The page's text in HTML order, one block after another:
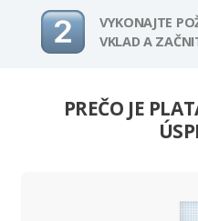
VYKONAJTE
VKLAD A
PREČO JE